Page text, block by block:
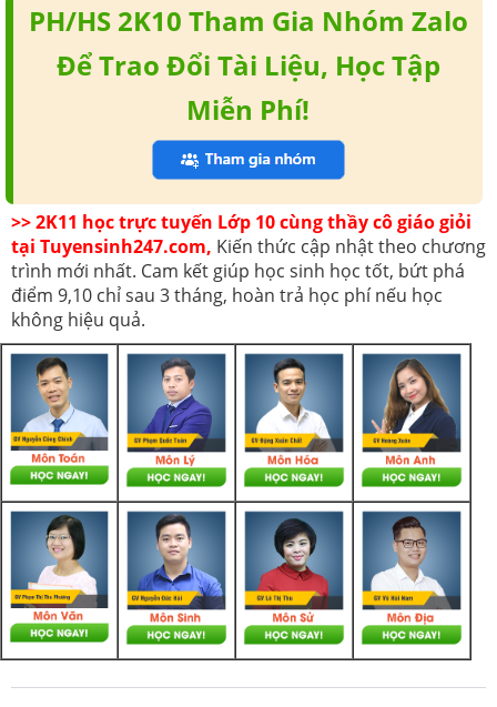
PH/HS 2K10 Tham Gia Nhóm Zalo
Để Trao Đổi Tài Liệu, Học Tập
Miễn Phí!
>> 2K11 học trực tuyến Lớp 10 cùng thầy cô giáo giỏi
tại Tuyensinh247.com, Kiến thức cập nhật theo chương
trình mới nhất. Cam kết giúp học sinh học tốt, bứt phá
điểm 9,10 chỉ sau 3 tháng, hoàn trả học phí nếu học
không hiệu quả.